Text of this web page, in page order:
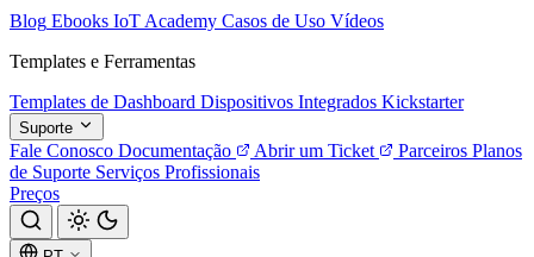
Blog Ebooks IoT Academy Casos de Uso Vídeos
Templates e Ferramentas
Templates de Dashboard Dispositivos Integrados Kickstarter
Suporte
Fale Conosco Documentação Abrir um Ticket Parceiros Planos
de Suporte Serviços Profissionais
Preços